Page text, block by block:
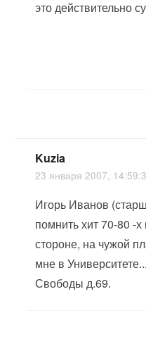
это действительно
Kuzia
23 января 2007,
Игорь Иванов
помнить хит 70-80 -
стороне, на чужой
мне в
Свободы д.69.